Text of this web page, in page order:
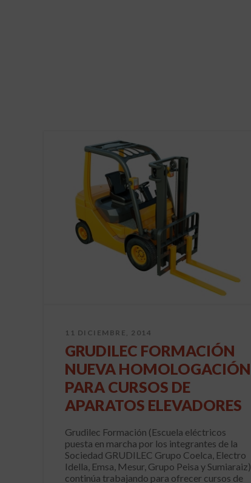
11 DICIEMBRE, 2014
GRUDILEC FORMACIÓN
NUEVA HOMOLOGACIÓN
PARA CURSOS DE
APARATOS ELEVADORES
Grudilec Formación (Escuela eléctricos
puesta en marcha por los integrantes de la
Sociedad GRUDILEC Grupo Coelca, Electro
Idella, Emsa, Mesur, Grupo Peisa y Sumiaraiz)
continúa trabajando para ofrecer cursos de